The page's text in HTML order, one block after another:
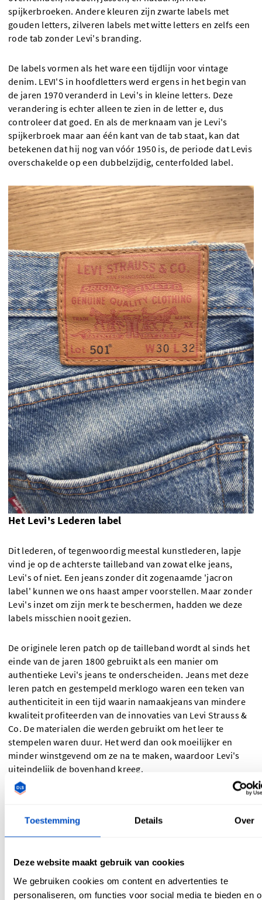
Toestemming Details Over
Deze website maakt gebruik van cookies
We gebruiken cookies om content en advertenties te
personaliseren, om functies voor social media te bieden en
spijkerbroeken. Andere kleuren zijn zwarte labels met
gouden letters, zilveren labels met witte letters en zelfs een
rode tab zonder Levi's branding.
De labels vormen als het ware een tijdlijn voor vintage
denim. LEVI'S in hoofdletters werd ergens in het begin van
de jaren 1970 veranderd in Levi's in kleine letters. Deze
verandering is echter alleen te zien in de letter e, dus
controleer dat goed. En als de merknaam van je Levi's
spijkerbroek maar aan één kant van de tab staat, kan dat
betekenen dat hij nog van vóór 1950 is, de periode dat Levis
overschakelde op een dubbelzijdig, centerfolded label.
Het Levi's Lederen label
Dit lederen, of tegenwoordig meestal kunstlederen, lapje
vind je op de achterste tailleband van zowat elke jeans,
Levi's of niet. Een jeans zonder dit zogenaamde 'jacron
label' kunnen we ons haast amper voorstellen. Maar zonder
Levi's inzet om zijn merk te beschermen, hadden we deze
labels misschien nooit gezien.
De originele leren patch op de tailleband wordt al sinds het
einde van de jaren 1800 gebruikt als een manier om
authentieke Levi's jeans te onderscheiden. Jeans met deze
leren patch en gestempeld merklogo waren een teken van
authenticiteit in een tijd waarin namaakjeans van mindere
kwaliteit profiteerden van de innovaties van Levi Strauss &
Co. De materialen die werden gebruikt om het leer te
stempelen waren duur. Het werd dan ook moeilijker en
minder winstgevend om ze na te maken, waardoor Levi's
uiteindelijk de bovenhand kreeg.
Sinds het begin zijn er vele versies van het ontwerp op de
van de rest. De allereerste Levi's lederen patch had een
geschreven verklaring als bewijs van de duurzaamheid en
vervangen door één die meer herkenbaar was voor
iedereen. De patch wordt vandaag nog steeds het meeste
gebruikt. Het is een illustratie van twee paarden die de